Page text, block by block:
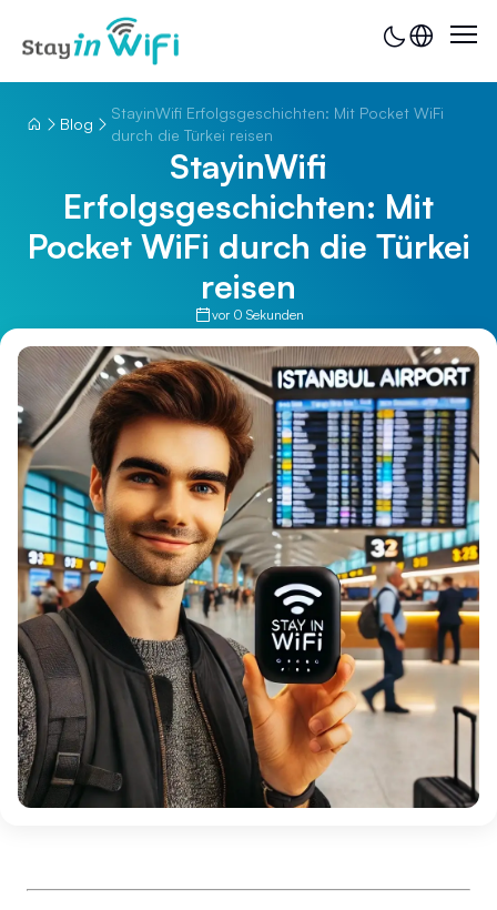
Blog
StayinWifi Erfolgsgeschichten: Mit Pocket WiFi
durch die Türkei reisen
StayinWifi
Erfolgsgeschichten: Mit
Pocket WiFi durch die Türkei
reisen
vor 0 Sekunden